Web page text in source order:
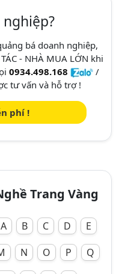
bá doanh nghiệp,
- NHÀ MUA LỚN khi
0934.498.168
/
tư vấn và hỗ trợ !
phí !
Trang Vàng
A B C D
E
N O P
Q